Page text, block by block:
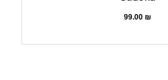
99.00₪